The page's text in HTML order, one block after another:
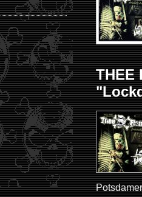
THEE